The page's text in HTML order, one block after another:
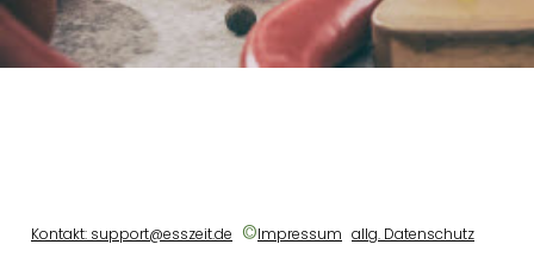
Kontakt: support@esszeit.de ©Impressum allg. Datenschutz